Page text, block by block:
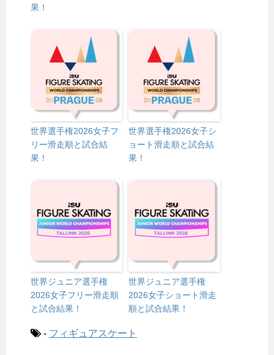
果！
世界選手権2026女子フ
リー滑走順と試合結
果！
世界選手権2026女子シ
ョート滑走順と試合結
果！
世界ジュニア選手権
2026女子フリー滑走順
と試合結果！
世界ジュニア選手権
2026女子ショート滑走
順と試合結果！
- フィギュアスケート